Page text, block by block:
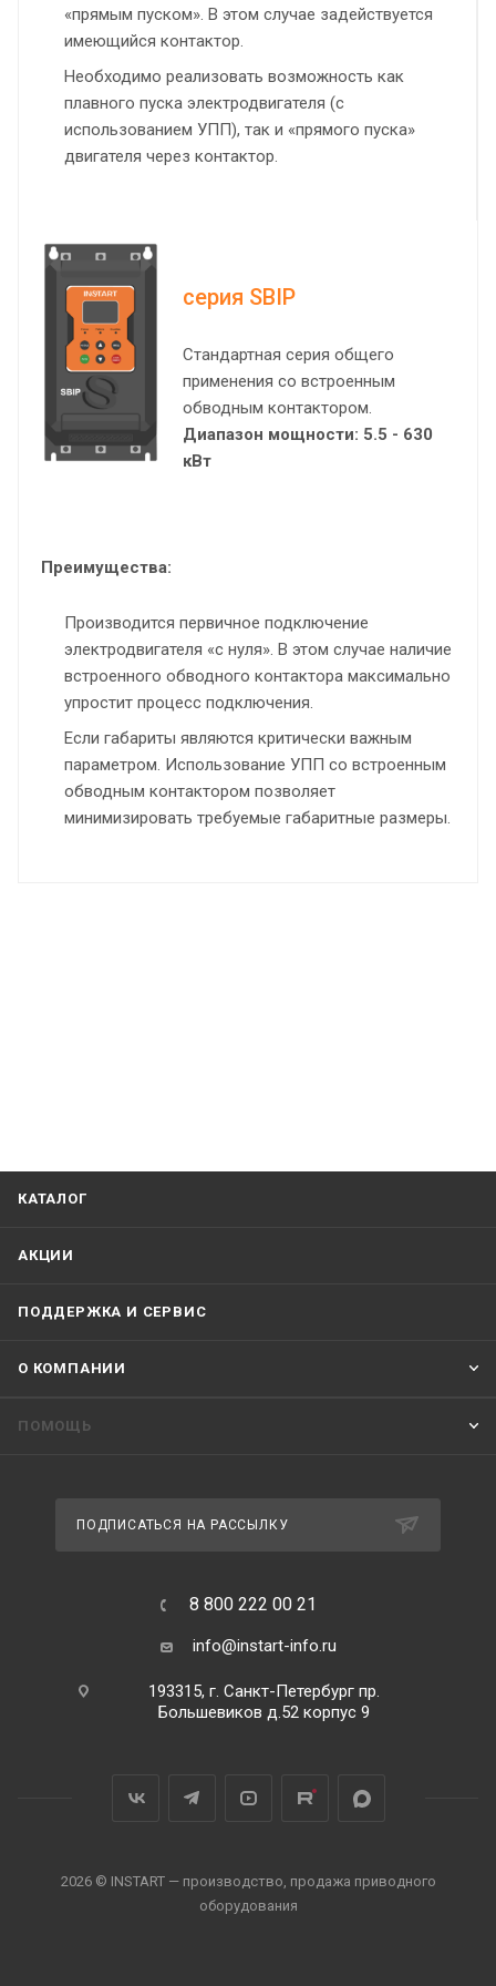
«прямым пуском». В этом случае задействуется
имеющийся контактор.
Необходимо реализовать возможность как
плавного пуска электродвигателя (с
использованием УПП), так и «прямого пуска»
двигателя через контактор.
серия SBIP
Стандартная серия общего
применения со встроенным
обводным контактором.
Диапазон мощности: 5.5 - 630
кВт
Преимущества:
Производится первичное подключение
электродвигателя «с нуля». В этом случае наличие
встроенного обводного контактора максимально
упростит процесс подключения.
Если габариты являются критически важным
параметром. Использование УПП со встроенным
обводным контактором позволяет
минимизировать требуемые габаритные размеры.
КАТАЛОГ
АКЦИИ
ПОДДЕРЖКА И СЕРВИС
О КОМПАНИИ
ПОМОЩЬ
ПОДПИСАТЬСЯ НА РАССЫЛКУ
8 800 222 00 21
info@instart-info.ru
193315, г. Санкт-Петербург пр.
Большевиков д.52 корпус 9
2026 © INSTART — производство, продажа приводного
оборудования